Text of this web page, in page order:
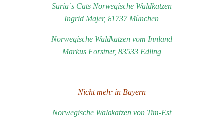
Suria`s Cats Norwegische Waldkatzen
Ingrid Majer, 81737 München
Norwegische Waldkatzen vom Innland
Markus Forstner, 83533 Edling
Nicht mehr in Bayern
Norwegische Waldkatzen von Tim-Est